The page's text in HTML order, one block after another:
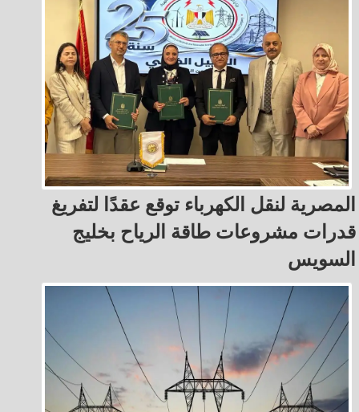
المصرية لنقل الكهرباء توقع عقدًا لتفريغ
قدرات مشروعات طاقة الرياح بخليج
السويس